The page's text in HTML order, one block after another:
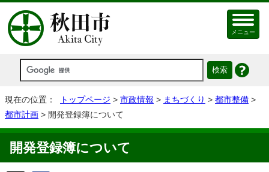
メニュー
現在の位置： トップページ > 市政情報 > まちづくり > 都市整備 >
都市計画 > 開発登録簿について
開発登録簿について